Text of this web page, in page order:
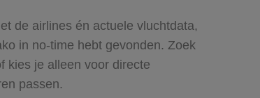
de airlines én actuele vluchtdata,
in no-time hebt gevonden. Zoek
kies je alleen voor directe
passen.